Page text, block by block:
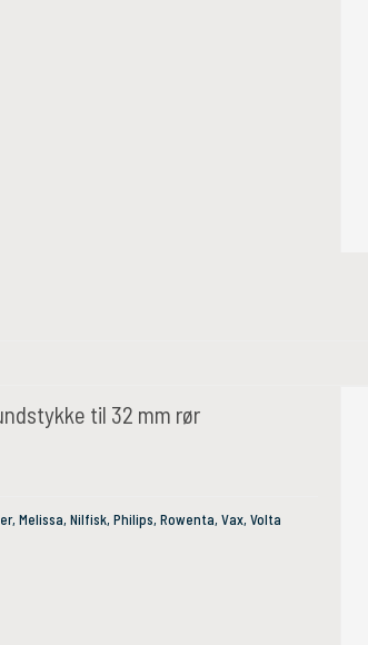
til 32 mm rør
Melissa, Nilfisk, Philips, Rowenta, Vax, Volta